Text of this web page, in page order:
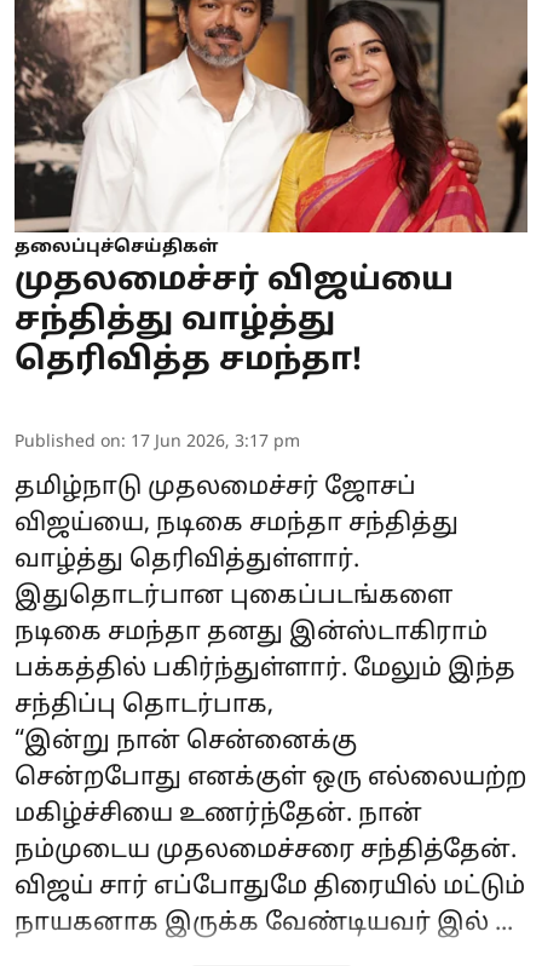
தலைப்புச்செய்திகள்
முதலமைச்சர் விஜய்யை
சந்தித்து வாழ்த்து
தெரிவித்த சமந்தா!
Published on: 17 Jun 2026, 3:17 pm
தமிழ்நாடு முதலமைச்சர் ஜோசப்
விஜய்யை, நடிகை சமந்தா சந்தித்து
வாழ்த்து தெரிவித்துள்ளார்.
இதுதொடர்பான புகைப்படங்களை
நடிகை சமந்தா தனது இன்ஸ்டாகிராம்
பக்கத்தில் பகிர்ந்துள்ளார். மேலும் இந்த
சந்திப்பு தொடர்பாக,
“இன்று நான் சென்னைக்கு
சென்றபோது எனக்குள் ஒரு எல்லையற்ற
மகிழ்ச்சியை உணர்ந்தேன். நான்
நம்முடைய முதலமைச்சரை சந்தித்தேன்.
விஜய் சார் எப்போதுமே திரையில் மட்டும்
நாயகனாக இருக்க வேண்டியவர் இல் ...